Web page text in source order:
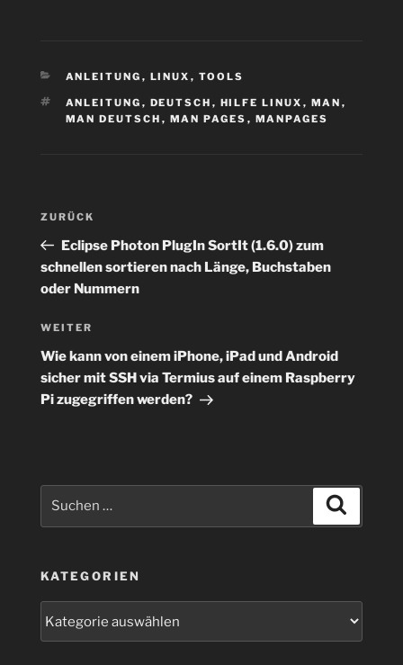
KATEGORIEN
ANLEITUNG , LINUX , TOOLS
SCHLAGWÖRTER
ANLEITUNG , DEUTSCH , HILFE LINUX , MAN ,
MAN DEUTSCH , MAN PAGES , MANPAGES
Beitragsnavigation
Vorheriger
Beitrag
ZURÜCK
Eclipse Photon PlugIn SortIt (1.6.0) zum
schnellen sortieren nach Länge, Buchstaben
oder Nummern
Nächster
Beitrag
WEITER
Wie kann von einem iPhone, iPad und Android
sicher mit SSH via Termius auf einem Raspberry
Pi zugegriffen werden?
KATEGORIEN